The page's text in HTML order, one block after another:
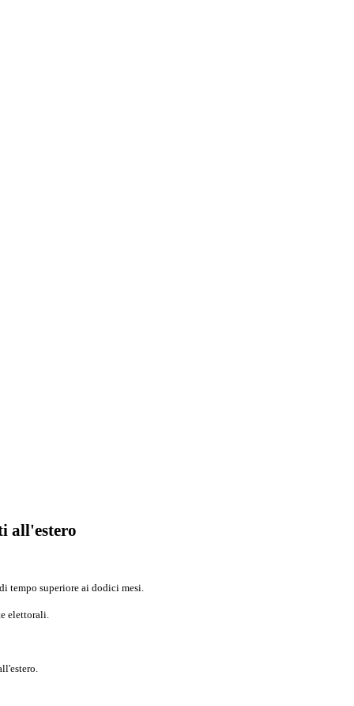
all'estero
tempo superiore ai dodici mesi.
elettorali.